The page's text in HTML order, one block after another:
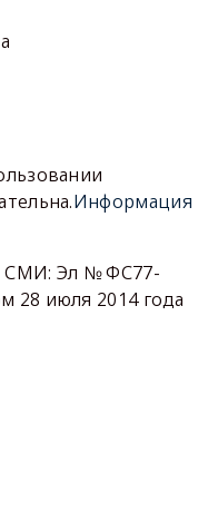
Информация
СМИ: Эл № ФС77-
28 июля 2014 года